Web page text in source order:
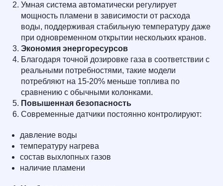
Умная система автоматически регулирует
мощность пламени в зависимости от расхода
воды, поддерживая стабильную температуру даже
при одновременном открытии нескольких кранов.
Экономия энергоресурсов
Благодаря точной дозировке газа в соответствии с
реальными потребностями, такие модели
потребляют на 15-20% меньше топлива по
сравнению с обычными колонками.
Повышенная безопасность
Современные датчики постоянно контролируют:
давление воды
температуру нагрева
состав выхлопных газов
наличие пламени